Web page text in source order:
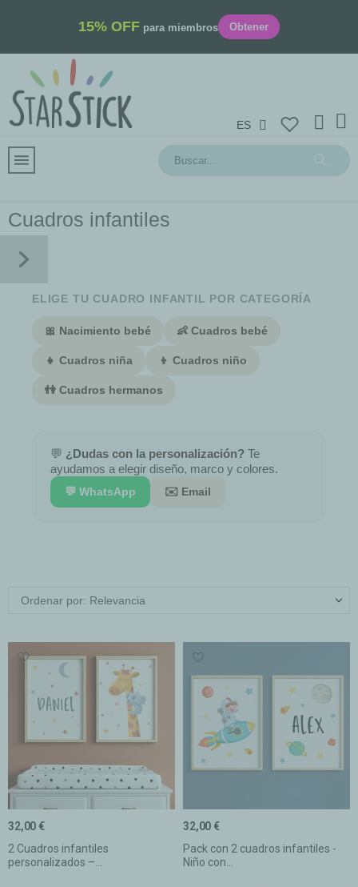
15% OFF para miembros Obtener
ES
Cuadros infantiles
ELIGE TU CUADRO INFANTIL POR CATEGORÍA
🎀 Nacimiento bebé 👶 Cuadros bebé
👧 Cuadros niña 👦 Cuadros niño
👫 Cuadros hermanos
💬 ¿Dudas con la personalización? Te
ayudamos a elegir diseño, marco y colores.
💬 WhatsApp ✉️ Email
Ordenar por: Relevancia
2 Cuadros infantiles
personalizados –...
32,00 €
Pack con 2 cuadros infantiles -
Niño con...
32,00 €